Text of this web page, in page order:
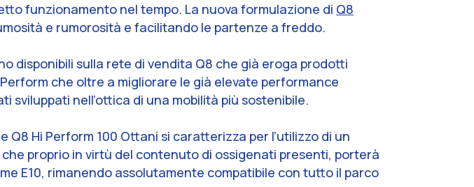
funzionamento nel tempo. La nuova formulazione di Q8
e rumorosità e facilitando le partenze a freddo.
disponibili sulla rete di vendita Q8 che già eroga prodotti
che oltre a migliorare le già elevate performance
nell’ottica di una mobilità più sostenibile.
Hi Perform 100 Ottani si caratterizza per l’utilizzo di un
proprio in virtù del contenuto di ossigenati presenti, porterà
E10, rimanendo assolutamente compatibile con tutto il parco